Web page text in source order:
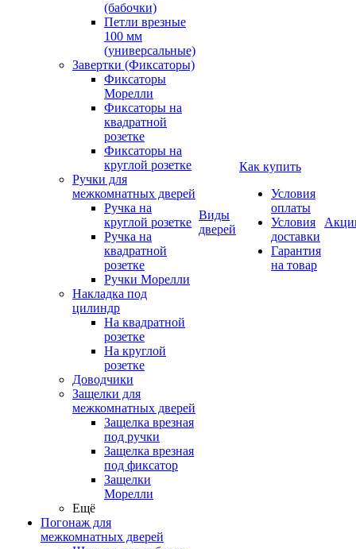
(бабочки)
Петли врезные
100 мм
(универсальные)
Завертки (Фиксаторы)
Фиксаторы
Морелли
Фиксаторы на
квадратной
розетке
Фиксаторы на
круглой розетке
Ручки для
межкомнатных дверей
Ручка на
круглой розетке
Ручка на
квадратной
розетке
Ручки Морелли
Накладка под
цилиндр
На квадратной
розетке
На круглой
розетке
Доводчики
Защелки для
межкомнатных дверей
Защелка врезная
под ручки
Защелка врезная
под фиксатор
Защелки
Морелли
Ещё
Погонаж для
межкомнатных дверей
Виды
дверей
Как купить
Условия
оплаты
Условия
доставки
Гарантия
на товар